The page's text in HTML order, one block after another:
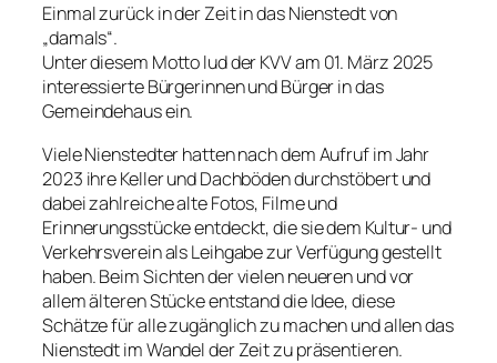
Einmal zurück in der Zeit in das Nienstedt von
„damals“.
Unter diesem Motto lud der KVV am 01. März 2025
interessierte Bürgerinnen und Bürger in das
Gemeindehaus ein.
Viele Nienstedter hatten nach dem Aufruf im Jahr
2023 ihre Keller und Dachböden durchstöbert und
dabei zahlreiche alte Fotos, Filme und
Erinnerungsstücke entdeckt, die sie dem Kultur- und
Verkehrsverein als Leihgabe zur Verfügung gestellt
haben. Beim Sichten der vielen neueren und vor
allem älteren Stücke entstand die Idee, diese
Schätze für alle zugänglich zu machen und allen das
Nienstedt im Wandel der Zeit zu präsentieren.